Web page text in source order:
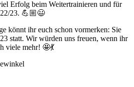
Erfolg beim Weitertrainieren und für
23. 💪🏼😃
könnt ihr euch schon vormerken: Sie
statt. Wir würden uns freuen, wenn ihr
viele mehr! 🤩💃